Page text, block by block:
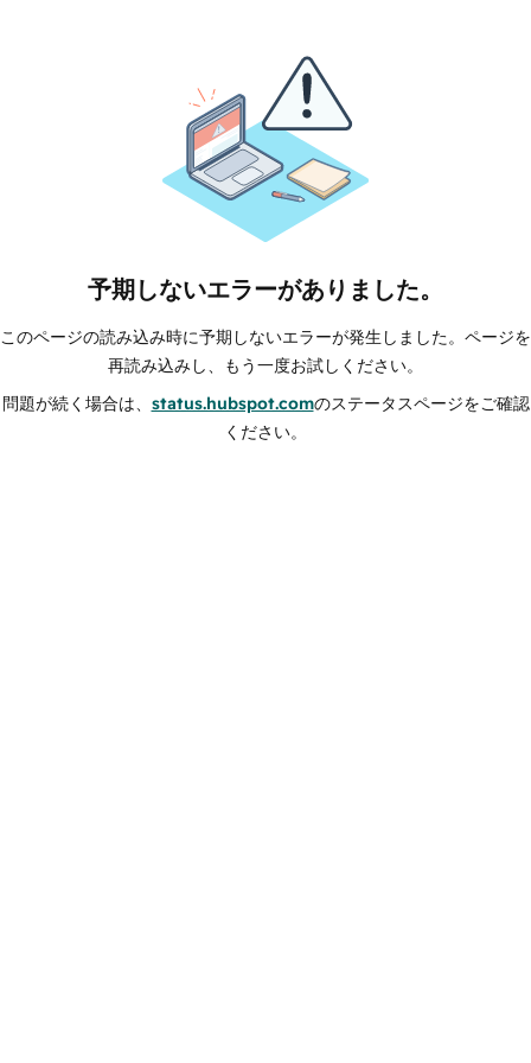
予期しないエラーがありました。
このページの読み込み時に予期しないエラーが発生しました。ページを
再読み込みし、もう一度お試しください。
問題が続く場合は、 status.hubspot.comのステータスページをご確認
ください。